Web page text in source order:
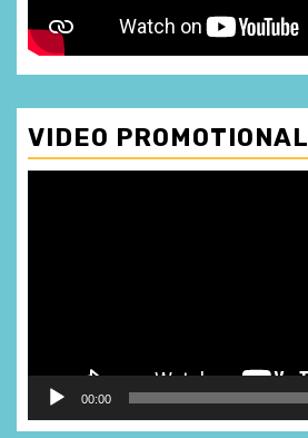
VIDEO PROMOTIONAL
00:00